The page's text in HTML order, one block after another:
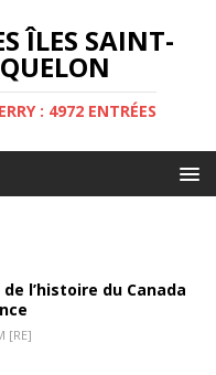
ÎLES SAINT-
: 4972 ENTRÉES
l’histoire du Canada
[RE]